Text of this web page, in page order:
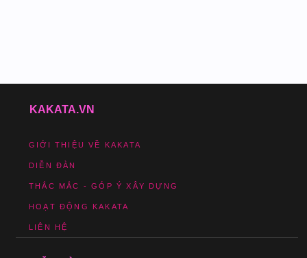
KAKATA.VN
GIỚI THIỆU VỀ KAKATA
DIỄN ĐÀN
THẮC MẮC - GÓP Ý XÂY DỰNG
HOẠT ĐỘNG KAKATA
LIÊN HỆ